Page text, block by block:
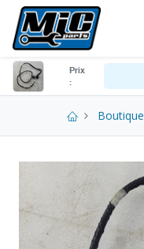
Prix
:
Boutique